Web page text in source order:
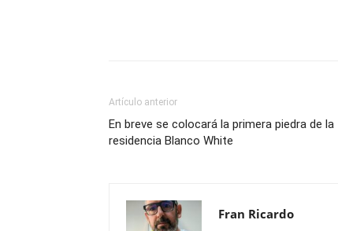
Artículo anterior
En breve se colocará la primera piedra de la
residencia Blanco White
Fran Ricardo